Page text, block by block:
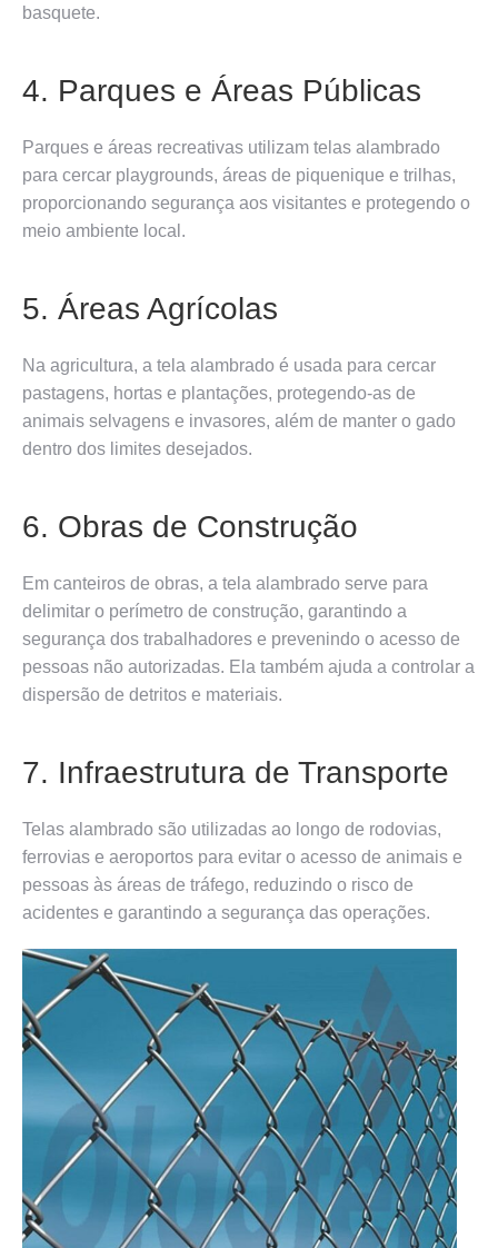
basquete.
4. Parques e Áreas Públicas
Parques e áreas recreativas utilizam telas alambrado
para cercar playgrounds, áreas de piquenique e trilhas,
proporcionando segurança aos visitantes e protegendo o
meio ambiente local.
5. Áreas Agrícolas
Na agricultura, a tela alambrado é usada para cercar
pastagens, hortas e plantações, protegendo-as de
animais selvagens e invasores, além de manter o gado
dentro dos limites desejados.
6. Obras de Construção
Em canteiros de obras, a tela alambrado serve para
delimitar o perímetro de construção, garantindo a
segurança dos trabalhadores e prevenindo o acesso de
pessoas não autorizadas. Ela também ajuda a controlar a
dispersão de detritos e materiais.
7. Infraestrutura de Transporte
Telas alambrado são utilizadas ao longo de rodovias,
ferrovias e aeroportos para evitar o acesso de animais e
pessoas às áreas de tráfego, reduzindo o risco de
acidentes e garantindo a segurança das operações.